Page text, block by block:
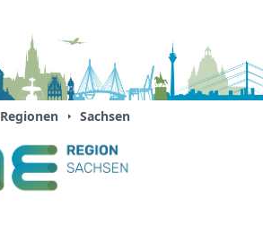
Regionen Sachsen